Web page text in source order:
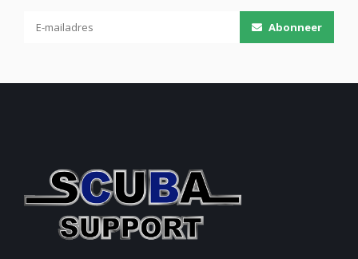
Abonneer